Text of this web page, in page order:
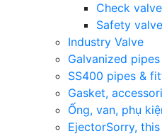
Check valve
Safety
Industry Valve
Galvanized
SS400 pipes &
Gasket,
Ống, van, phụ
EjectorSorry,